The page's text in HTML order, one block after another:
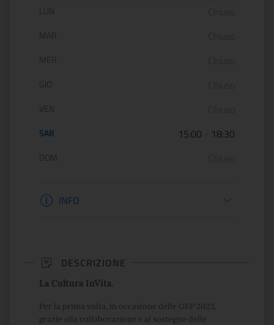
Orario di apertura:
LUN
MAR
MER
GIO
VEN
SAB 15:00 18:30
DOM
Informazioni biglietteria
INFO
DESCRIZIONE
La Cultura InVita.
Per la prima volta, in occasione delle GEP 2023,
grazie alla collaborazione e al sostegno delle